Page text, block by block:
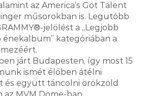
az America’s Got Talent
műsorokban is. Legutóbb
jelölést a „Legjobb
énekalbum” kategóriában a
járt Budapesten, így most 15
ismét élőben átélni
és együtt táncolni örökzöld
is alaposan
hőhullámra